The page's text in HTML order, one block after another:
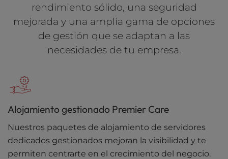
rendimiento sólido, una seguridad
mejorada y una amplia gama de opciones
de gestión que se adaptan a las
necesidades de tu empresa.
Alojamiento gestionado Premier Care
Nuestros paquetes de alojamiento de servidores
dedicados gestionados mejoran la visibilidad y te
permiten centrarte en el crecimiento del negocio.